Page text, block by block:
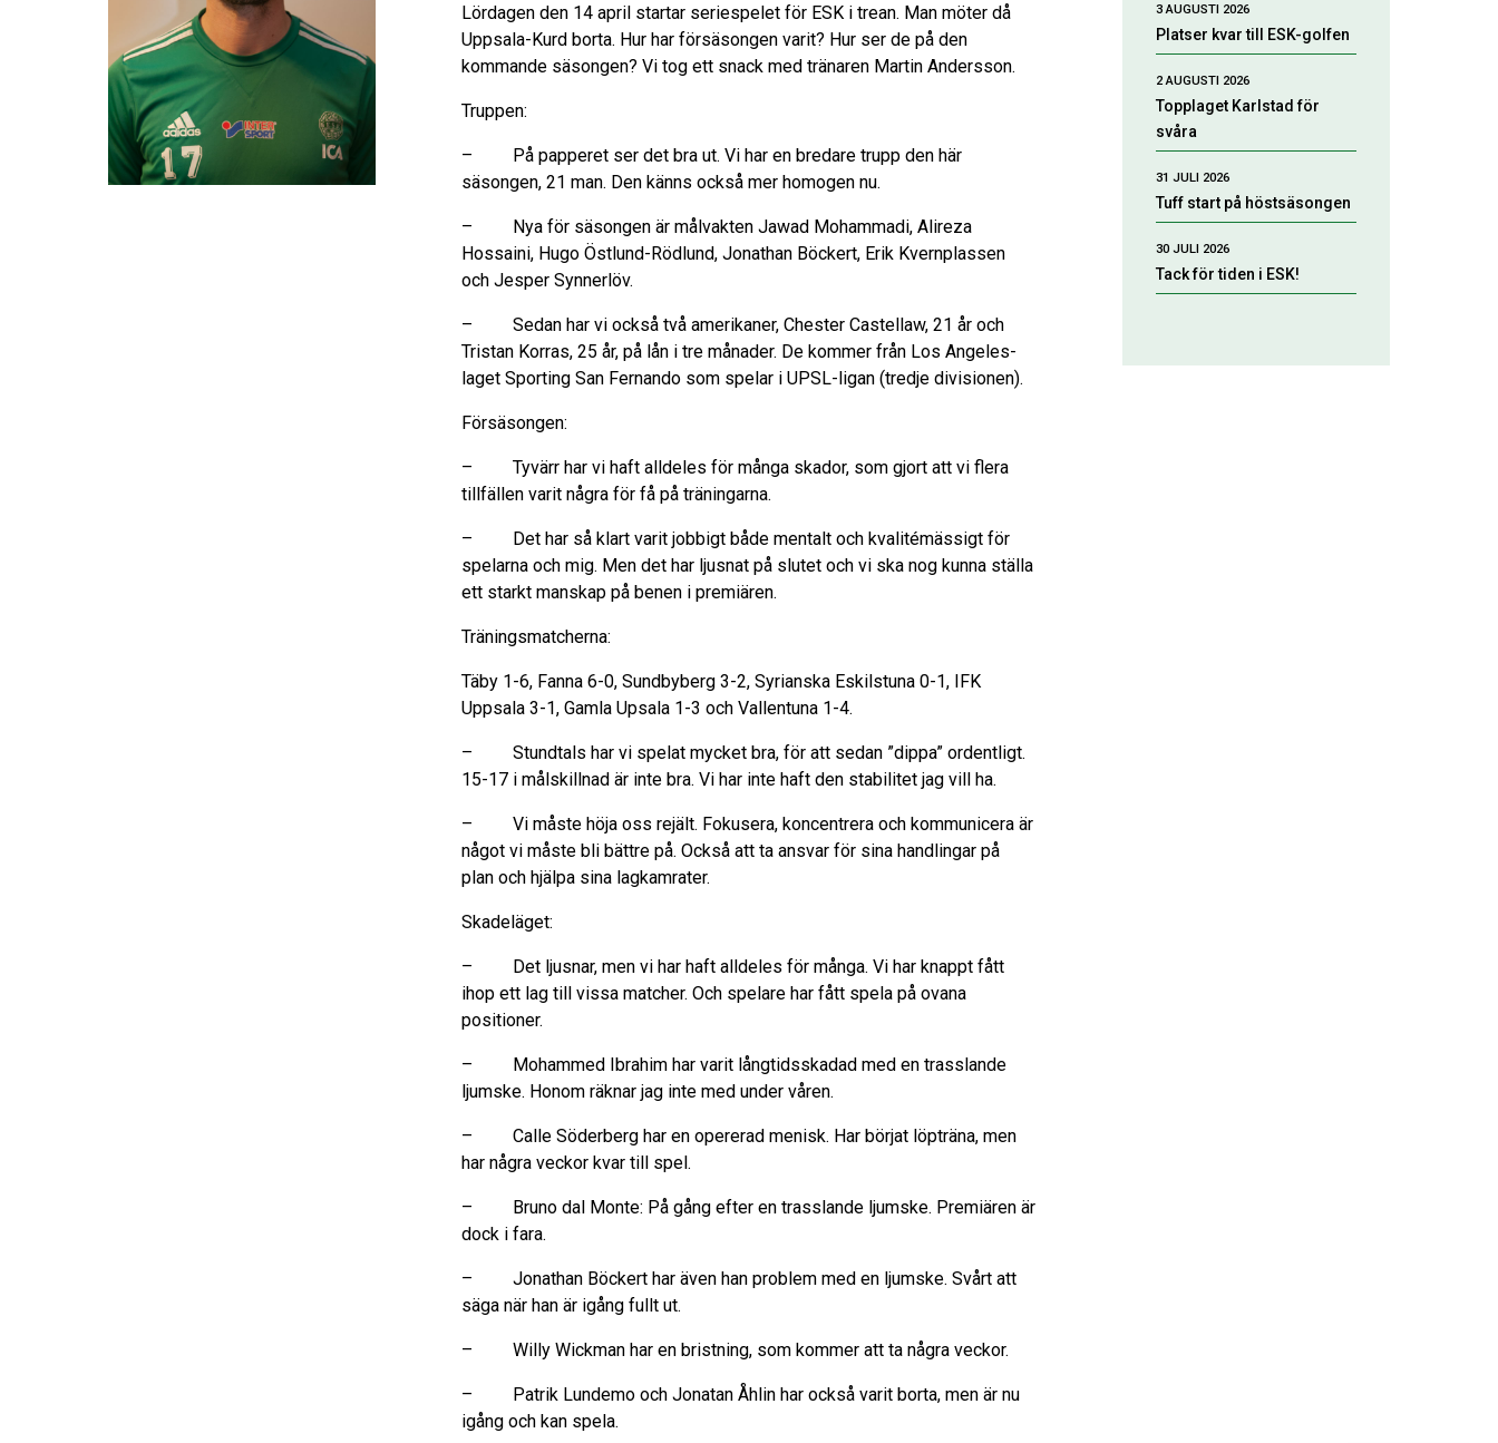
Lördagen den 14 april startar seriespelet för ESK i trean. Man möter då
Uppsala-Kurd borta. Hur har försäsongen varit? Hur ser de på den
kommande säsongen? Vi tog ett snack med tränaren Martin Andersson.
Truppen:
– På papperet ser det bra ut. Vi har en bredare trupp den här
säsongen, 21 man. Den känns också mer homogen nu.
– Nya för säsongen är målvakten Jawad Mohammadi, Alireza
Hossaini, Hugo Östlund-Rödlund, Jonathan Böckert, Erik Kvernplassen
och Jesper Synnerlöv.
– Sedan har vi också två amerikaner, Chester Castellaw, 21 år och
Tristan Korras, 25 år, på lån i tre månader. De kommer från Los Angeles-
laget Sporting San Fernando som spelar i UPSL-ligan (tredje divisionen).
Försäsongen:
– Tyvärr har vi haft alldeles för många skador, som gjort att vi flera
tillfällen varit några för få på träningarna.
– Det har så klart varit jobbigt både mentalt och kvalitémässigt för
spelarna och mig. Men det har ljusnat på slutet och vi ska nog kunna ställa
ett starkt manskap på benen i premiären.
Träningsmatcherna:
Täby 1-6, Fanna 6-0, Sundbyberg 3-2, Syrianska Eskilstuna 0-1, IFK
Uppsala 3-1, Gamla Upsala 1-3 och Vallentuna 1-4.
– Stundtals har vi spelat mycket bra, för att sedan ”dippa” ordentligt.
15-17 i målskillnad är inte bra. Vi har inte haft den stabilitet jag vill ha.
– Vi måste höja oss rejält. Fokusera, koncentrera och kommunicera är
något vi måste bli bättre på. Också att ta ansvar för sina handlingar på
plan och hjälpa sina lagkamrater.
Skadeläget:
– Det ljusnar, men vi har haft alldeles för många. Vi har knappt fått
ihop ett lag till vissa matcher. Och spelare har fått spela på ovana
positioner.
– Mohammed Ibrahim har varit långtidsskadad med en trasslande
ljumske. Honom räknar jag inte med under våren.
– Calle Söderberg har en opererad menisk. Har börjat löpträna, men
har några veckor kvar till spel.
– Bruno dal Monte: På gång efter en trasslande ljumske. Premiären är
dock i fara.
– Jonathan Böckert har även han problem med en ljumske. Svårt att
säga när han är igång fullt ut.
– Willy Wickman har en bristning, som kommer att ta några veckor.
– Patrik Lundemo och Jonatan Åhlin har också varit borta, men är nu
igång och kan spela.
Platser kvar till ESK-golfen
3 AUGUSTI 2026
Topplaget Karlstad för
svåra
2 AUGUSTI 2026
Tuff start på höstsäsongen
31 JULI 2026
Tack för tiden i ESK!
30 JULI 2026